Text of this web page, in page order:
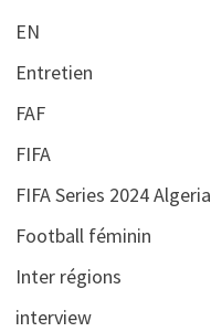
EN
Entretien
FAF
FIFA
FIFA Series 2024 Algeria
Football féminin
Inter régions
interview